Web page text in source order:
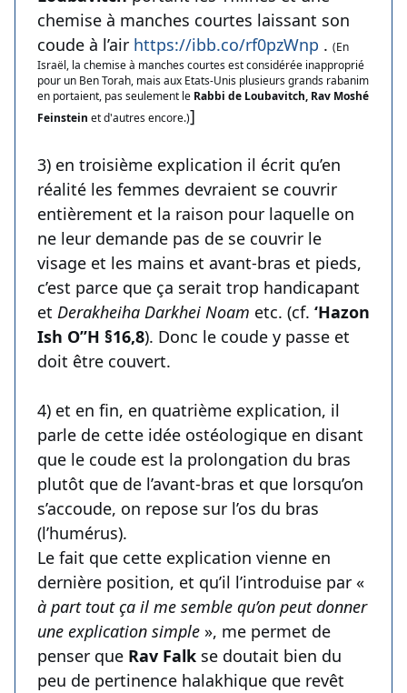
chemise à manches courtes laissant son
coude à l’air https://ibb.co/rf0pzWnp . (En
Israël, la chemise à manches courtes est considérée inapproprié
pour un Ben Torah, mais aux Etats-Unis plusieurs grands rabanim
en portaient, pas seulement le Rabbi de Loubavitch, Rav Moshé
Feinstein et d'autres encore.)]
3) en troisième explication il écrit qu’en
réalité les femmes devraient se couvrir
entièrement et la raison pour laquelle on
ne leur demande pas de se couvrir le
visage et les mains et avant-bras et pieds,
c’est parce que ça serait trop handicapant
et Derakheiha Darkhei Noam etc. (cf. ‘Hazon
Ish O’’H §16,8). Donc le coude y passe et
doit être couvert.
4) et en fin, en quatrième explication, il
parle de cette idée ostéologique en disant
que le coude est la prolongation du bras
plutôt que de l’avant-bras et que lorsqu’on
s’accoude, on repose sur l’os du bras
(l’humérus).
Le fait que cette explication vienne en
dernière position, et qu’il l’introduise par «
à part tout ça il me semble qu’on peut donner
une explication simple », me permet de
penser que Rav Falk se doutait bien du
peu de pertinence halakhique que revêt